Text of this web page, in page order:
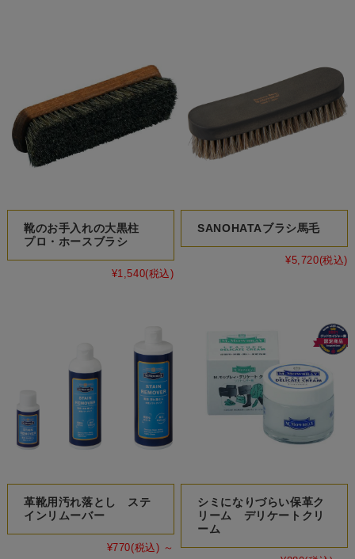
靴のお手入れの大黒柱
プロ・ホースブラシ
¥1,540(税込)
SANOHATAブラシ馬毛
¥5,720(税込)
革靴用汚れ落とし ステ
インリムーバー
¥770(税込) ～
シミになりづらい保革ク
リーム デリケートクリ
ーム